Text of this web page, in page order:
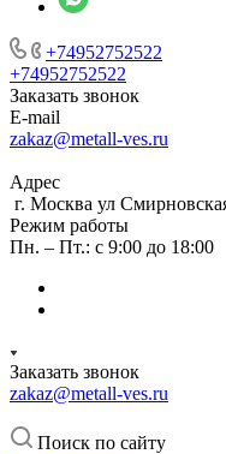
+74952752522
+74952752522
Заказать звонок
E-mail
zakaz@metall-ves.ru
Адрес
г. Москва ул
Режим работы
Пн. – Пт.: с 9:00 до 18:00
Заказать звонок
zakaz@metall-ves.ru
Поиск по сайту